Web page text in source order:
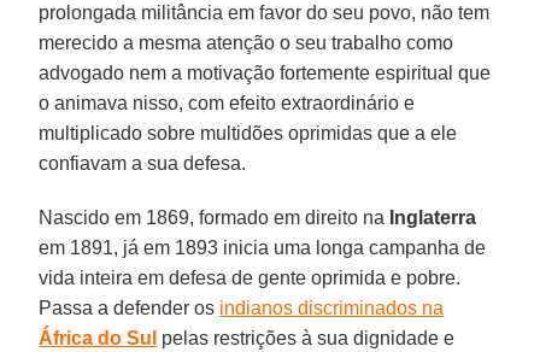
prolongada militância em favor do seu povo, não tem
merecido a mesma atenção o seu trabalho como
advogado nem a motivação fortemente espiritual que
o animava nisso, com efeito extraordinário e
multiplicado sobre multidões oprimidas que a ele
confiavam a sua defesa.
Nascido em 1869, formado em direito na Inglaterra
em 1891, já em 1893 inicia uma longa campanha de
vida inteira em defesa de gente oprimida e pobre.
Passa a defender os indianos discriminados na
África do Sul pelas restrições à sua dignidade e